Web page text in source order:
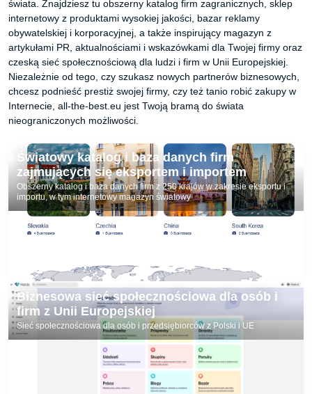
świata. Znajdziesz tu obszerny katalog firm zagranicznych, sklep
internetowy z produktami wysokiej jakości, bazar reklamy
obywatelskiej i korporacyjnej, a także inspirujący magazyn z
artykułami PR, aktualnościami i wskazówkami dla Twojej firmy oraz
czeską sieć społecznościową dla ludzi i firm w Unii Europejskiej.
Niezależnie od tego, czy szukasz nowych partnerów biznesowych,
chcesz podnieść prestiż swojej firmy, czy też tanio robić zakupy w
Internecie, all-the-best.eu jest Twoją bramą do świata
nieograniczonych możliwości.
Światowy katalog i baza danych firm
zajmujących się eksportem i importem
Obszerny katalog i baza danych firm z 250 krajów w zakresie eksportu i
importu, w tym internetowy magazyn światowy
Biznesowa sieć społecznościowa dla osób i
firm z Unii Europejskiej
Sieć społecznościowa dla osób i przedsiębiorców z Polski i UE